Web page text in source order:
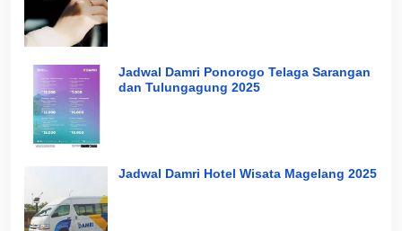
Jadwal Damri Ponorogo Telaga Sarangan
dan Tulungagung 2025
Jadwal Damri Hotel Wisata Magelang 2025